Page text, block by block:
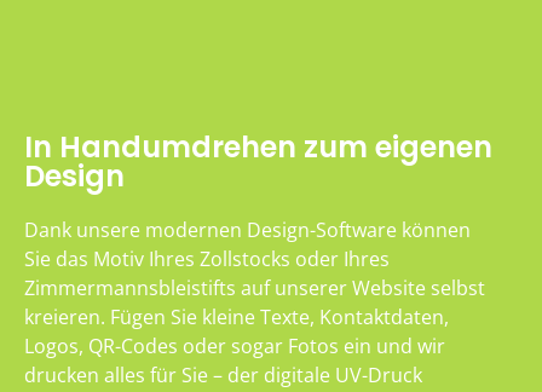
In Handumdrehen zum eigenen
Design
Dank unsere modernen Design-Software können
Sie das Motiv Ihres Zollstocks oder Ihres
Zimmermannsbleistifts auf unserer Website selbst
kreieren. Fügen Sie kleine Texte, Kontaktdaten,
Logos, QR-Codes oder sogar Fotos ein und wir
drucken alles für Sie – der digitale UV-Druck